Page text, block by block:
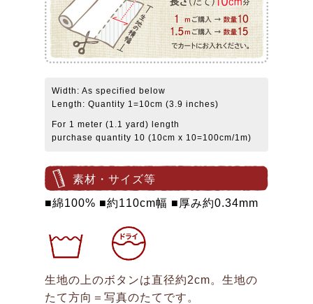
Width: As specified below
Length: Quantity 1=10cm (3.9 inches)
For 1 meter (1.1 yard) length
purchase quantity 10 (10cm x 10=100cm/1m)
素材・サイズ等
■綿100% ■約110cm幅 ■厚み約0.34mm
生地の上のボタンは直径約2cm。生地の
たて方向＝写真のたてです。